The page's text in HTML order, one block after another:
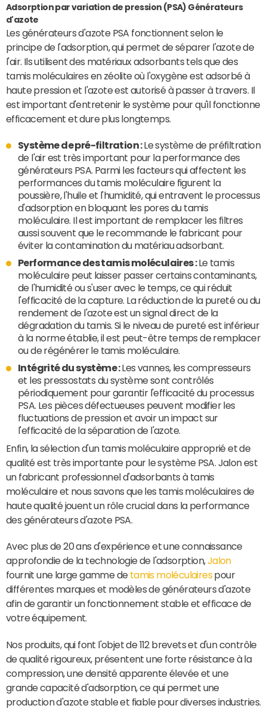
Adsorption par variation de pression (PSA) Générateurs
d'azote
Les générateurs d'azote PSA fonctionnent selon le
principe de l'adsorption, qui permet de séparer l'azote de
l'air. Ils utilisent des matériaux adsorbants tels que des
tamis moléculaires en zéolite où l'oxygène est adsorbé à
haute pression et l'azote est autorisé à passer à travers. Il
est important d'entretenir le système pour qu'il fonctionne
efficacement et dure plus longtemps.
Système de pré-filtration :Le système de préfiltration
de l'air est très important pour la performance des
générateurs PSA. Parmi les facteurs qui affectent les
performances du tamis moléculaire figurent la
poussière, l'huile et l'humidité, qui entravent le processus
d'adsorption en bloquant les pores du tamis
moléculaire. Il est important de remplacer les filtres
aussi souvent que le recommande le fabricant pour
éviter la contamination du matériau adsorbant.
Performance des tamis moléculaires :Le tamis
moléculaire peut laisser passer certains contaminants,
de l'humidité ou s'user avec le temps, ce qui réduit
l'efficacité de la capture. La réduction de la pureté ou du
rendement de l'azote est un signal direct de la
dégradation du tamis. Si le niveau de pureté est inférieur
à la norme établie, il est peut-être temps de remplacer
ou de régénérer le tamis moléculaire.
Intégrité du système :Les vannes, les compresseurs
et les pressostats du système sont contrôlés
périodiquement pour garantir l'efficacité du processus
PSA. Les pièces défectueuses peuvent modifier les
fluctuations de pression et avoir un impact sur
l'efficacité de la séparation de l'azote.
Enfin, la sélection d'un tamis moléculaire approprié et de
qualité est très importante pour le système PSA. Jalon est
un fabricant professionnel d'adsorbants à tamis
moléculaire et nous savons que les tamis moléculaires de
haute qualité jouent un rôle crucial dans la performance
des générateurs d'azote PSA.
Avec plus de 20 ans d'expérience et une connaissance
approfondie de la technologie de l'adsorption,Jalon
fournit une large gamme detamis moléculairespour
différentes marques et modèles de générateurs d'azote
afin de garantir un fonctionnement stable et efficace de
votre équipement.
Nos produits, qui font l'objet de 112 brevets et d'un contrôle
de qualité rigoureux, présentent une forte résistance à la
compression, une densité apparente élevée et une
grande capacité d'adsorption, ce qui permet une
production d'azote stable et fiable pour diverses industries.